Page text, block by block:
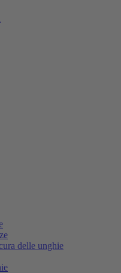
delle unghie